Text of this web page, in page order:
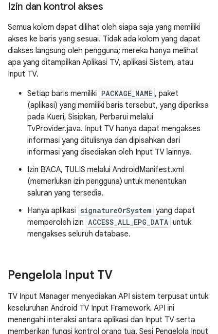
Izin dan kontrol akses
Semua kolom dapat dilihat oleh siapa saja yang memiliki
akses ke baris yang sesuai. Tidak ada kolom yang dapat
diakses langsung oleh pengguna; mereka hanya melihat
apa yang ditampilkan Aplikasi TV, aplikasi Sistem, atau
Input TV.
Setiap baris memiliki PACKAGE_NAME , paket
(aplikasi) yang memiliki baris tersebut, yang diperiksa
pada Kueri, Sisipkan, Perbarui melalui
TvProvider.java. Input TV hanya dapat mengakses
informasi yang ditulisnya dan dipisahkan dari
informasi yang disediakan oleh Input TV lainnya.
Izin BACA, TULIS melalui AndroidManifest.xml
(memerlukan izin pengguna) untuk menentukan
saluran yang tersedia.
Hanya aplikasi signatureOrSystem yang dapat
memperoleh izin ACCESS_ALL_EPG_DATA untuk
mengakses seluruh database.
Pengelola Input TV
TV Input Manager menyediakan API sistem terpusat untuk
keseluruhan Android TV Input Framework. API ini
menengahi interaksi antara aplikasi dan Input TV serta
memberikan fungsi kontrol orang tua. Sesi Pengelola Input